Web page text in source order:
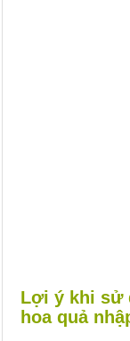
Lợi ý khi sử
hoa quả